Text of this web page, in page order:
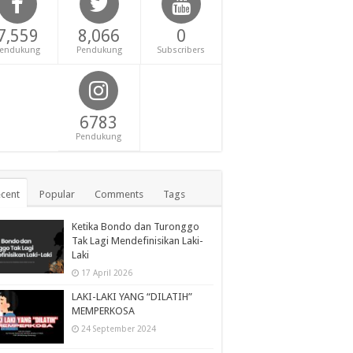
8,066
Pendukung
0
Subscribers
6783
Pendukung
Popular Comments Tags
Ketika Bondo dan Turonggo
Tak Lagi Mendefinisikan Laki-
Laki
17 April 2026
LAKI-LAKI YANG “DILATIH”
MEMPERKOSA
24 September 2024